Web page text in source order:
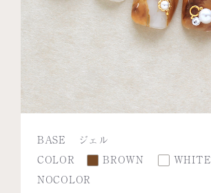
BASE
ジェル
COLOR
BROWN
WHITE
NOCOLOR